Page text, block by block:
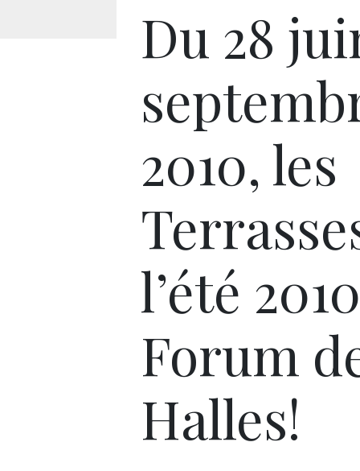
Du 28
2010, les
l’été
Forum
Halles!